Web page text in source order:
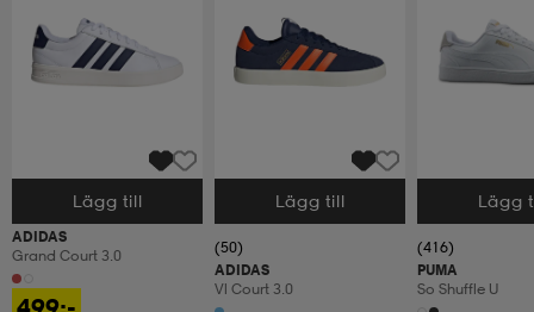
Välj storlek
Lägg till
ADIDAS
Grand Court 3.0
Välj storlek
Lägg till
(50)
ADIDAS
Vl Court 3.0
Välj storlek
Lägg
(416)
PUMA
So Shuffle U